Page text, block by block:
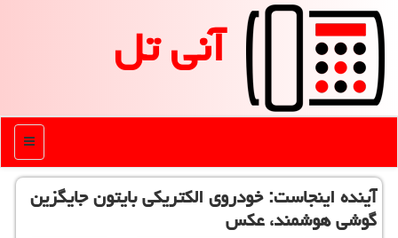
آنی تل
منو
آینده اینجاست: خودروی الكتریكی بایتون جایگزین
گوشی هوشمند، عكس